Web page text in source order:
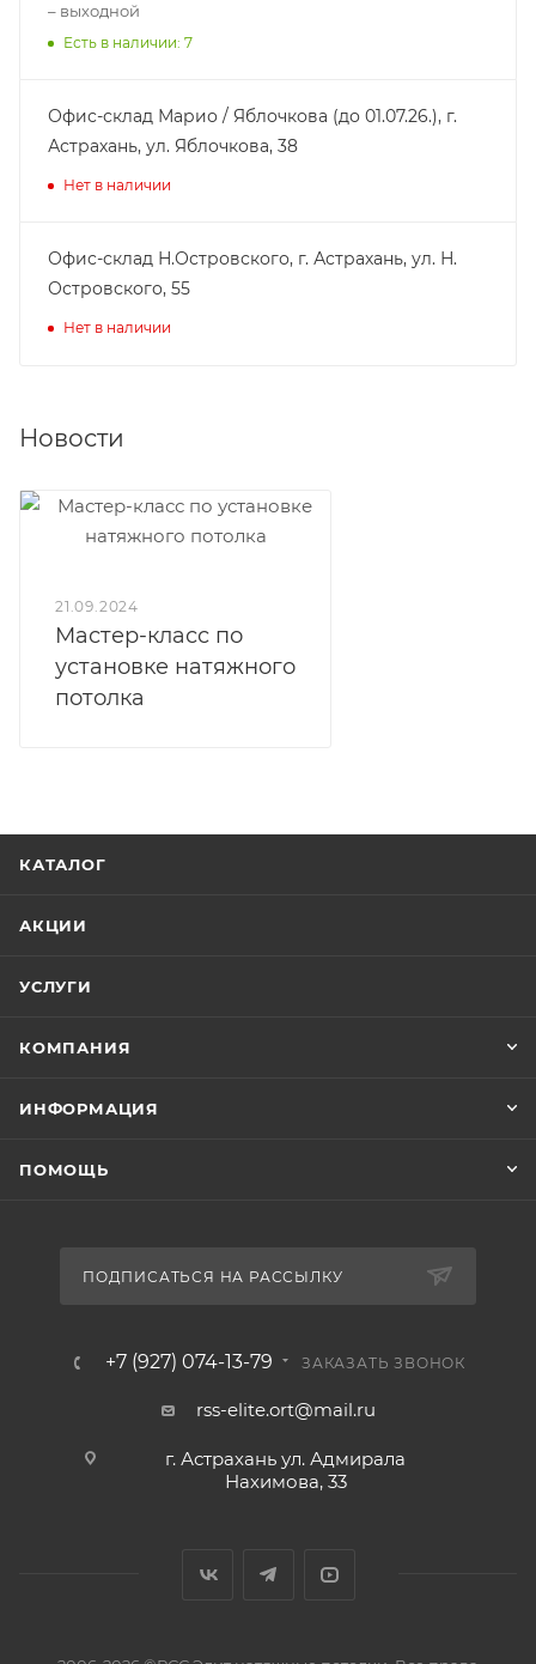
– выходной
Есть в наличии: 7
Офис-склад Марио / Яблочкова (до 01.07.26.), г.
Астрахань, ул. Яблочкова, 38
Нет в наличии
Офис-склад Н.Островского, г. Астрахань, ул. Н.
Островского, 55
Нет в наличии
Новости
21.09.2024
Мастер-класс по
установке натяжного
потолка
КАТАЛОГ
АКЦИИ
УСЛУГИ
КОМПАНИЯ
ИНФОРМАЦИЯ
ПОМОЩЬ
ПОДПИСАТЬСЯ НА РАССЫЛКУ
+7 (927) 074-13-79 ЗАКАЗАТЬ ЗВОНОК
rss-elite.ort@mail.ru
г. Астрахань ул. Адмирала
Нахимова, 33